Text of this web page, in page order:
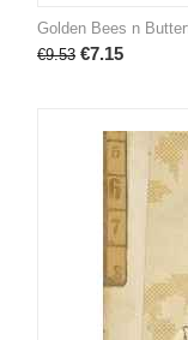
Golden Bees n
€9.53 €7.15